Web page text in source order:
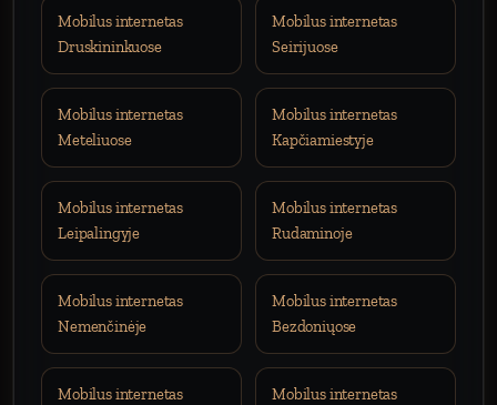
Mobilus internetas
Druskininkuose
Mobilus internetas
Seirijuose
Mobilus internetas
Meteliuose
Mobilus internetas
Kapčiamiestyje
Mobilus internetas
Leipalingyje
Mobilus internetas
Rudaminoje
Mobilus internetas
Nemenčinėje
Mobilus internetas
Bezdoniųose
Mobilus internetas
Mobilus internetas